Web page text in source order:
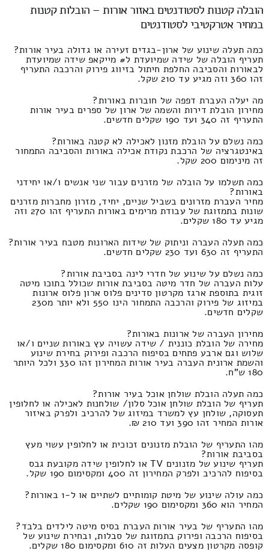
הובלה קטנות לסטודנטים באזור אורות – הובלות קטנות
במחיר אטרקטיבי לסטודנטים
כמה תעלה שינוע של ארון-בגדים זעירה או גדולה בעיר אורות?
תעריף הובלה של שידה שמיועדת ל# מייקאפ שידה שמיועדת
לבאורות והסביבה החלפת חיתול בזיווג פירוק והרכבה התעריף
זהו 360 וזה מגיע עד 210 שקל.
מה יעלה העברת דפפה של חוברות באורות?
מחירון הובלת דירות והשמה של ארון של ספרים בעיר אורות
התעריף זה 340 ועד 190 שקלים חדשים.
כמה נשלם על הובלת מזנון לאכילה לא קטנה באורות?
באינטגרציה של הרכבת נקודת אכילה באורות והסביבה התמחור
זה מינימום 200 שקל.
כמה תשלמו על הובלה של מזרנים עבור שני אנשים ו/או יחידני
באורות?
מחיר העברת מזרונים בשביל שניים, יחיד, מזרון מחברות מזרנים
שונות בתמזוגת של עבודת מרימים באורות התעריף זהו 270 וזה
מגיע עד 180 שקלים.
כמה תעלה העברה וניתוק של שידות הארונות מטבח בעיר אורות?
התעריף זה 630 ועד 230 שקלים חדשים.
כמה נשלם על שינוע של חדרי לינה בסביבת אורות?
עלות העברה של חדר מיטה בסביבת אורות שכולל בתוכו מיטה
זוגית בתוספת ארגז מקרטון סדינים פלוס ארון פלוס ארונות
במיזוג של פירוק והרכבה התמחור הינו 550 ולא יותר מ230
שקלים חדשים.
מחירון העברה של ארונות באורות?
מחירה של הובלת כוננית / שידה עשויה עץ באורות שניים ו/או
שלוש וגם ארבע פתחים בסיפוח הרכבה ופירוק בחירת שינוע
והשמת ארונית העברה בעיר אורות המחירון זהו 330 ולכל היותר
180 ש"ח.
כמה תעלה הובלת שולחן אוכל בעיר אורות?
תעריף של הובלת שולחן אוכל סלון/ שולחנות לאכילה או לחלופין
תעסוקה, שולחן עץ למשרד במיזוג של להרכיב ולפרק באיזור
אורות המחיר זהו 390 ועד 210 ₪.
מהו התעריף של הובלת מזנונים זכוכית או לחלופין עשוי מעץ
בסביבת אורות?
תעריף שינוע של מזנונים TV או לחלופין שידה מקובעת גבס
בסיפוח להרכיב ולפרק המחירון זה 400 ומקסימום 190 שקל.
כמה עולה שינוע של מיטת קומותיים לשתיים או ל-1 באורות?
המחיר הוא 360 ומקסימום 190 שקלים.
מהו התעריף של בעיר אורות העברת בסיס מיטה לילדים בלבד?
בסיפוח הרכבה ופירוק בתמזוגת של סבלות, ובחירת שינוע של
קופסה מקרטון מצעים העלות זה 610 ומקסימום 180 שקלים.